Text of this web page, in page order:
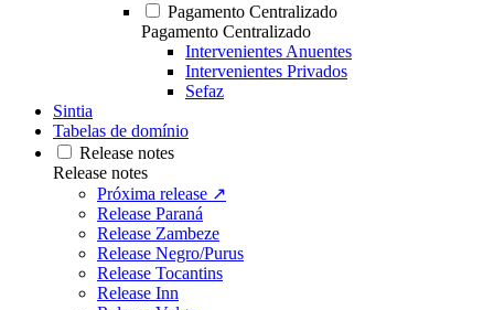
Pagamento Centralizado
Pagamento Centralizado
Intervenientes Anuentes
Intervenientes Privados
Sefaz
Sintia
Tabelas de domínio
Release notes
Release notes
Próxima release ↗
Release Paraná
Release Zambeze
Release Negro/Purus
Release Tocantins
Release Inn